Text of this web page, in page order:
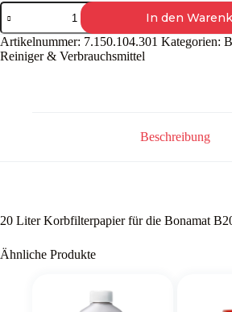
Korbfilterpapier
B20
(250
Stück)
Menge
In den
Artikelnummer: 7.150.104.301 Kategorien:
Reiniger & Verbrauchsmittel
Beschreibung
20 Liter Korbfilterpapier für die Bonamat
Ähnliche Produkte